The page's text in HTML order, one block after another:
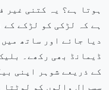
ہوتا ہے؟ یہ کتنی غیر
ہے کہ لڑکی کو لڑکے کے
دیا جائے اور ساتھ
ڈیمانڈ بھی رکھے۔
کے ذریعے شوہر اپنی
سسرال والوں کو لوٹتا